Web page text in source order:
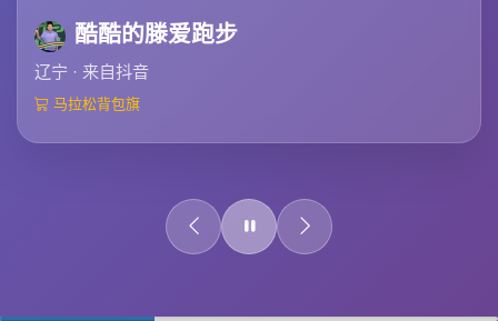
酷酷的滕爱跑步
辽宁 · 来自抖音
马拉松背包旗